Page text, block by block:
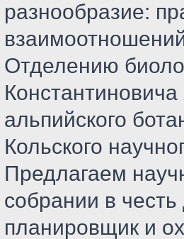
разнообразие:
Отделению
альпийского
Кольского
Предлагаем
собрании в
планировщик и